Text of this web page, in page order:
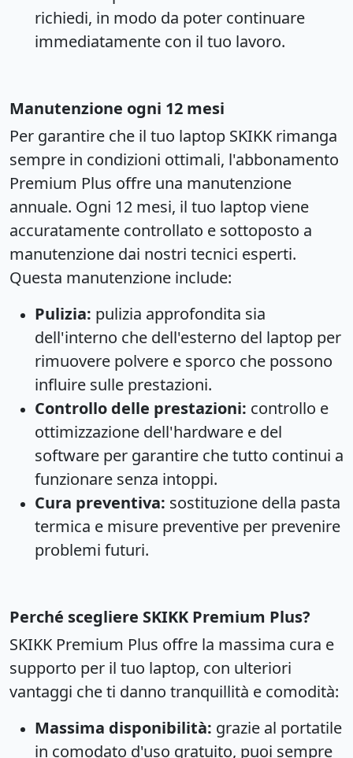
richiedi, in modo da poter continuare
immediatamente con il tuo lavoro.
Manutenzione ogni 12 mesi
Per garantire che il tuo laptop SKIKK rimanga
sempre in condizioni ottimali, l'abbonamento
Premium Plus offre una manutenzione
annuale. Ogni 12 mesi, il tuo laptop viene
accuratamente controllato e sottoposto a
manutenzione dai nostri tecnici esperti.
Questa manutenzione include:
Pulizia: pulizia approfondita sia
dell'interno che dell'esterno del laptop per
rimuovere polvere e sporco che possono
influire sulle prestazioni.
Controllo delle prestazioni: controllo e
ottimizzazione dell'hardware e del
software per garantire che tutto continui a
funzionare senza intoppi.
Cura preventiva: sostituzione della pasta
termica e misure preventive per prevenire
problemi futuri.
Perché scegliere SKIKK Premium Plus?
SKIKK Premium Plus offre la massima cura e
supporto per il tuo laptop, con ulteriori
vantaggi che ti danno tranquillità e comodità:
Massima disponibilità: grazie al portatile
in comodato d'uso gratuito, puoi sempre